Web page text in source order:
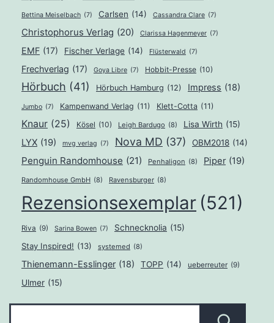
Bettina Meiselbach (7) Carlsen (14) Cassandra Clare (7)
Christophorus Verlag (20) Clarissa Hagenmeyer (7)
EMF (17) Fischer Verlage (14) Flüsterwald (7)
Frechverlag (17) Goya Libre (7) Hobbit-Presse (10)
Hörbuch (41) Hörbuch Hamburg (12) Impress (18)
Jumbo (7) Kampenwand Verlag (11) Klett-Cotta (11)
Knaur (25) Kösel (10) Leigh Bardugo (8) Lisa Wirth (15)
LYX (19) mvg verlag (7) Nova MD (37) OBM2018 (14)
Penguin Randomhouse (21) Penhaligon (8) Piper (19)
Randomhouse GmbH (8) Ravensburger (8)
Rezensionsexemplar (521)
Riva (9) Sarina Bowen (7) Schnecknolia (15)
Stay Inspired! (13) systemed (8)
Thienemann-Esslinger (18) TOPP (14) ueberreuter (9)
Ulmer (15)